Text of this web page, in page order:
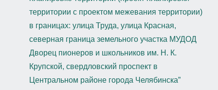
территории с проектом межевания территории)
в границах: улица Труда, улица Красная,
северная граница земельного участка МУДОД
Дворец пионеров и школьников им. Н. К.
Крупской, свердловский проспект в
Центральном районе города Челябинска”